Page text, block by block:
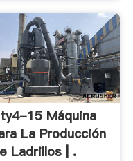
15 Máquina
La Producción
Ladrillos | .